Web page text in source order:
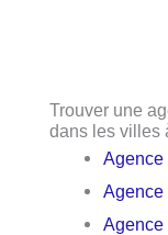
Trouver une
dans les villes
Agence
Agence
Agence